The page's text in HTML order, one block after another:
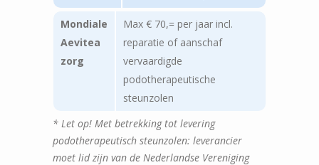
Mondiale
Aevitea
zorg
Max € 70,= per jaar incl.
reparatie of aanschaf
vervaardigde
podotherapeutische
steunzolen
* Let op! Met betrekking tot levering
podotherapeutisch steunzolen: leverancier
moet lid zijn van de Nederlandse Vereniging